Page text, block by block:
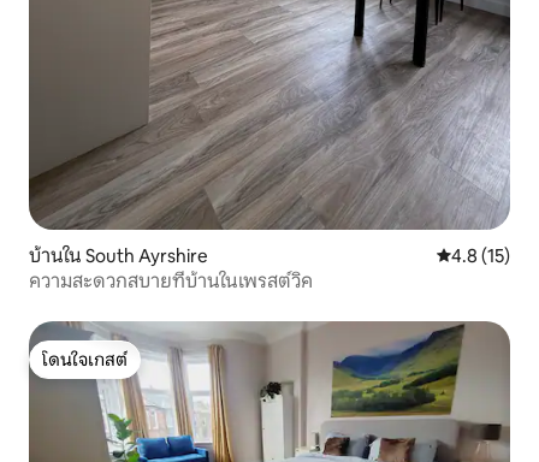
บ้านใน South Ayrshire คะแนนเฉลี่ย
4.8 (15)
ความสะดวกสบายที่บ้านในเพรสต์วิค
โดนใจเกสต์
โดนใจเกสต์